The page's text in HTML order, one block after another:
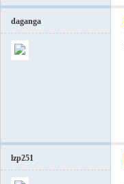
daganga
lzp251